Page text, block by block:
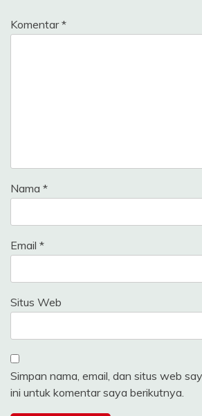
Komentar*
Nama *
Email *
Situs Web
Simpan nama, email, dan situs web
ini untuk komentar saya berikutnya.